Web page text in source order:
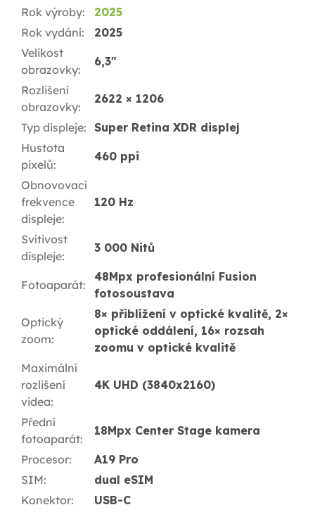
Rok výroby:
2025
Rok vydání:
2025
Velikost
obrazovky:
6,3"
Rozlišení
obrazovky:
2622 × 1206
Typ displeje: Super Retina XDR displej
Hustota
pixelů:
460 ppi
Obnovovací
frekvence
displeje:
120 Hz
Svítivost
displeje:
3 000 Nitů
Fotoaparát:
48Mpx profesionální Fusion
fotosoustava
Optický
zoom:
8× přiblížení v optické kvalitě, 2×
optické oddálení, 16× rozsah
zoomu v optické kvalitě
Maximální
rozlišení
videa:
4K UHD (3840x2160)
Přední
fotoaparát:
18Mpx Center Stage kamera
Procesor:
A19 Pro
SIM:
dual eSIM
Konektor: USB-C